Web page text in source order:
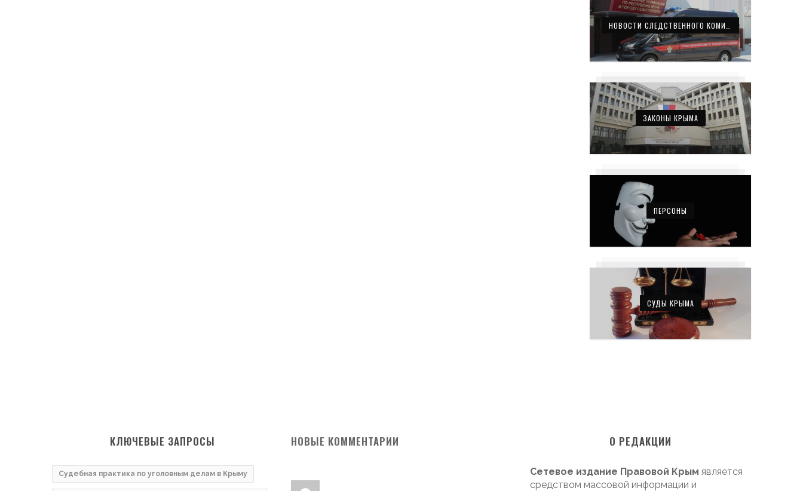
ЗАКОНЫ КРЫМА
ПЕРСОНЫ
СУДЫ КРЫМА
КЛЮЧЕВЫЕ ЗАПРОСЫ
Судебная практика по уголовным делам в Крыму
НОВЫЕ КОММЕНТАРИИ О РЕДАКЦИИ
Сетевое издание Правовой Крым является
средством массовой информации и